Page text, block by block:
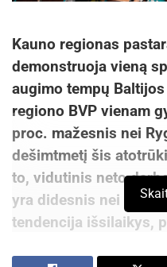
Kauno regionas
demonstruoja vieną
augimo tempų
regiono BVP vienam
proc. mažesnis nei
dešimtmetį šis
to, vidutinis neto
yra didesnis nei
tendencija išsilaikys,